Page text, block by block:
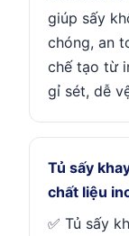
giúp sấy
chóng, an
chế tạo từ
gỉ sét, dễ
Tủ sấy
chất liệu
✅ Tủ sấy